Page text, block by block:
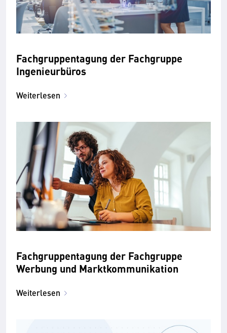
Fachgruppentagung der Fachgruppe
Ingenieurbüros
Weiterlesen
Fachgruppentagung der Fachgruppe
Werbung und Marktkommunikation
Weiterlesen